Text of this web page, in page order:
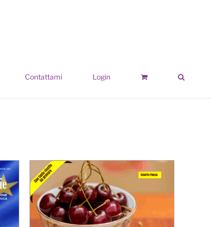
Contattami Login